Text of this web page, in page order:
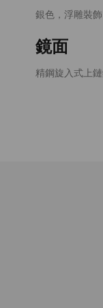
銀色，浮雕裝
鏡面
精鋼旋入式上